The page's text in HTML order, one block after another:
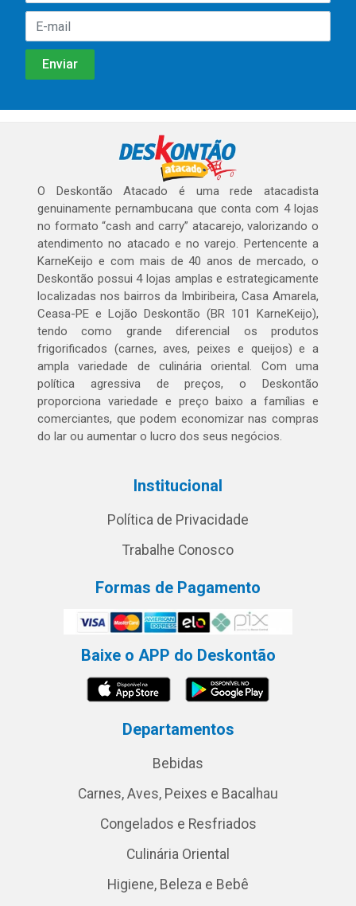
O Deskontão Atacado é uma rede atacadista
genuinamente pernambucana que conta com 4 lojas
no formato “cash and carry” atacarejo, valorizando o
atendimento no atacado e no varejo. Pertencente a
KarneKeijo e com mais de 40 anos de mercado, o
Deskontão possui 4 lojas amplas e estrategicamente
localizadas nos bairros da Imbiribeira, Casa Amarela,
Ceasa-PE e Lojão Deskontão (BR 101 KarneKeijo),
tendo como grande diferencial os produtos
frigorificados (carnes, aves, peixes e queijos) e a
ampla variedade de culinária oriental. Com uma
política agressiva de preços, o Deskontão
proporciona variedade e preço baixo a famílias e
comerciantes, que podem economizar nas compras
do lar ou aumentar o lucro dos seus negócios.
Institucional
Política de Privacidade
Trabalhe Conosco
Formas de Pagamento
Baixe o APP do Deskontão
Departamentos
Bebidas
Carnes, Aves, Peixes e Bacalhau
Congelados e Resfriados
Culinária Oriental
Higiene, Beleza e Bebê